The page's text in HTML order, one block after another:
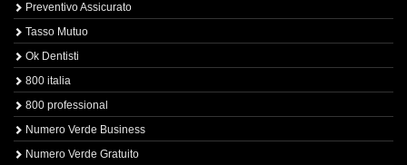
Preventivo Assicurato
Tasso Mutuo
Ok Dentisti
800 italia
800 professional
Numero Verde Business
Numero Verde Gratuito